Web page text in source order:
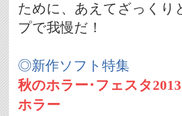
ために、あえてざっく
プで我慢だ！
◎新作ソフト特集
秋のホラー･フェスタ
ホラー